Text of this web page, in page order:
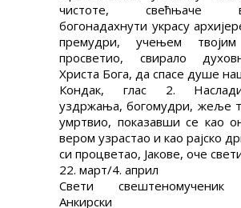
чистоте, свећњаче
богонадахнути украсу
премудри, учењем
просветио, свирало
Христа Бога, да спасе душе
Кондак, глас 2.
уздржања, богомудри, жеље
умртвио, показавши се као
вером узрастао и као рајско
си процветао, Јакове, оче
22. март/4. април
Свети свештеномученик
Анкирски